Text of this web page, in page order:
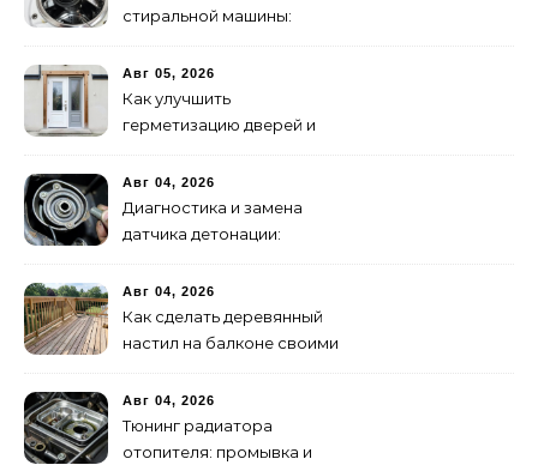
стиральной машины:
Авг 05, 2026
Как улучшить
герметизацию дверей и
способов
Авг 04, 2026
Диагностика и замена
датчика детонации:
Авг 04, 2026
Как сделать деревянный
настил на балконе своими
инструкция
Авг 04, 2026
Тюнинг радиатора
отопителя: промывка и